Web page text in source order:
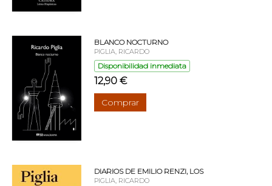
BLANCO NOCTURNO
PIGLIA, RICARDO
Disponibilidad inmediata
12,90 €
Comprar
DIARIOS DE EMILIO RENZI, LOS
PIGLIA, RICARDO